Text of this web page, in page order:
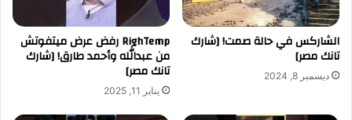
الشاركس في حالة صمت! [شارك
تانك مصر]
ديسمبر 8, 2024
‏RighTemp رفض عرض ميتفوتش
من عبدالله وأحمد طارق! [شارك
تانك مصر]
يناير 11, 2025